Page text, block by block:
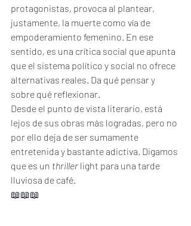
protagonistas, provoca al plantear,
justamente, la muerte como vía de
empoderamiento femenino. En ese
sentido, es una crítica social que apunta
que el sistema político y social no ofrece
alternativas reales. Da qué pensar y
sobre qué reflexionar.
Desde el punto de vista literario, está
lejos de sus obras más logradas, pero no
por ello deja de ser sumamente
entretenida y bastante adictiva. Digamos
que es un thriller light para una tarde
lluviosa de café.
📖📖📖